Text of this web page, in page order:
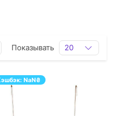
Показывать 20
NaN₴